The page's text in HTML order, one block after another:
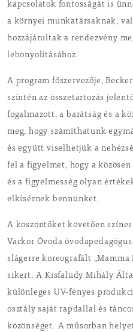
kapcsolatok fontosságát is
a környei munkatársaknak,
hozzájárultak a rendezvény
lebonyolításához.
A program főszervezője,
szintén az összetartozás
fogalmazott, a barátság és a
meg, hogy számíthatunk
és együtt viselhetjük a
fel a figyelmet, hogy a
és a figyelmesség olyan
elkísérnek bennünket.
A köszöntőket követően
Vackor Óvoda
slágerre koreografált
sikert. A Kisfaludy Mihály
különleges UV-fényes
osztály saját rapdallal és
közönséget. A műsorban